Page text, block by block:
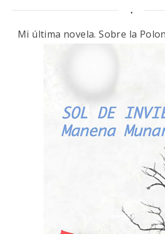
.
Mi última novela. Sobre la